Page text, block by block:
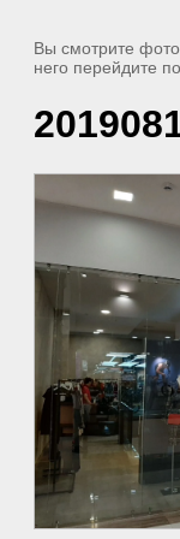
Вы смотрите
него перейдите